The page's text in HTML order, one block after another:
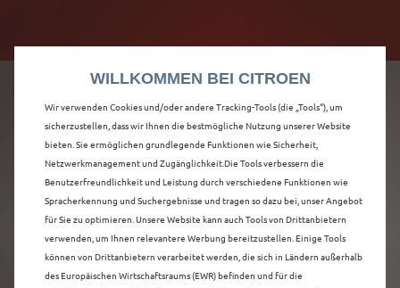
ENTDECKEN SIE ALLE
Ë-C4 X NEUWAGEN
MIT ELEKTRO
WILLKOMMEN BEI CITROEN
Wir verwenden Cookies und/oder andere Tracking-Tools (die „Tools“), um
sicherzustellen, dass wir Ihnen die bestmögliche Nutzung unserer Website
bieten. Sie ermöglichen grundlegende Funktionen wie Sicherheit,
Netzwerkmanagement und Zugänglichkeit.Die Tools verbessern die
Benutzerfreundlichkeit und Leistung durch verschiedene Funktionen wie
Spracherkennung und Suchergebnisse und tragen so dazu bei, unser Angebot
für Sie zu optimieren. Unsere Website kann auch Tools von Drittanbietern
verwenden, um Ihnen relevantere Werbung bereitzustellen. Einige Tools
können von Drittanbietern verarbeitet werden, die sich in Ländern außerhalb
des Europäischen Wirtschaftsraums (EWR) befinden und für die